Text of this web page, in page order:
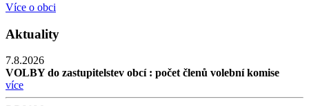
Více o obci
Aktuality
7.8.2026
VOLBY do zastupitelstev obcí : počet členů volební komise
více